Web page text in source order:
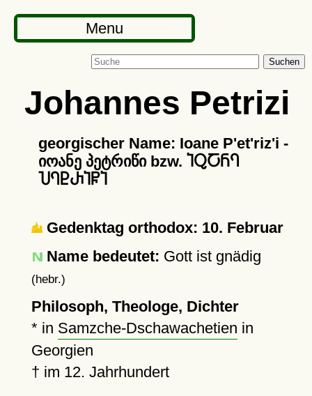
Menu
Suchen
Johannes Petrizi
georgischer Name: Ioane P'et'riz'i -
იოანე პეტრიწი bzw. ႨႭႠႬႤ
ႮႤႲႰႨႼႨ
Gedenktag orthodox: 10. Februar
Name bedeutet: Gott ist gnädig
(hebr.)
Philosoph, Theologe, Dichter
* in Samzche-Dschawachetien in
Georgien
† im 12. Jahrhundert